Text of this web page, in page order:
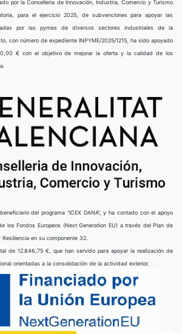
por la Conselleria de Innovación, Industria, Comercio y Turismo
para el ejercicio 2025, de subvenciones para apoyar las
por las pymes de diversos sectores industriales de la
con número de expediente INPYME/2025/1215, ha sido apoyado
€ con el objetivo de mejorar la oferta y la calidad de los
del programa “ICEX DANA”, y ha contado con el apoyo
los Fondos Europeos (Next Generation EU) a través del Plan de
en su componente 32.
de 12.846,75 €, que han servido para apoyar la realización de
orientadas a la consolidación de la actividad exterior.